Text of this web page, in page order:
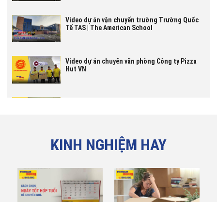
Video dự án vận chuyển trường Trường Quốc
Tế TAS | The American School
Video dự án chuyển văn phòng Công ty Pizza
Hut VN
Video dự án chuyển văn phòng công ty
Vincommerce
KINH NGHIỆM HAY